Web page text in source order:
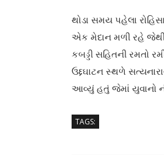
થોડા સમય પહેલા
એક મેદાન મળી રહે જેથી
કબડ્ડી સહિતની રમતો
ઉદ્દઘાટન સ્થળે
આવ્યું હતું જેમાં યુવાનો
TAGS: